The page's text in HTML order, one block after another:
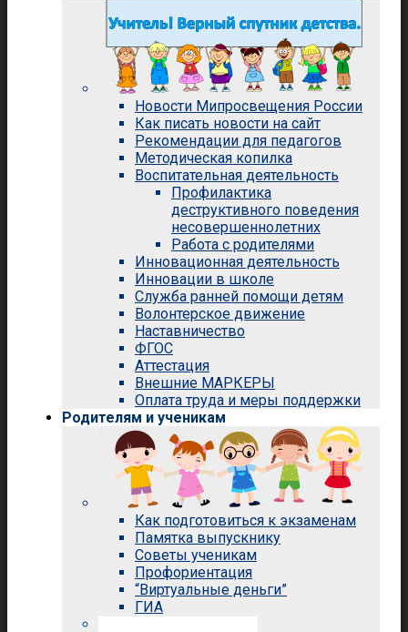
Новости Мипросвещения России
Как писать новости на сайт
Рекомендации для педагогов
Методическая копилка
Воспитательная деятельность
Профилактика
деструктивного поведения
несовершеннолетних
Работа с родителями
Инновационная деятельность
Инновации в школе
Служба ранней помощи детям
Волонтерское движение
Наставничество
ФГОС
Аттестация
Внешние МАРКЕРЫ
Оплата труда и меры поддержки
Родителям и ученикам
Как подготовиться к экзаменам
Памятка выпускнику
Советы ученикам
Профориентация
“Виртуальные деньги”
ГИА